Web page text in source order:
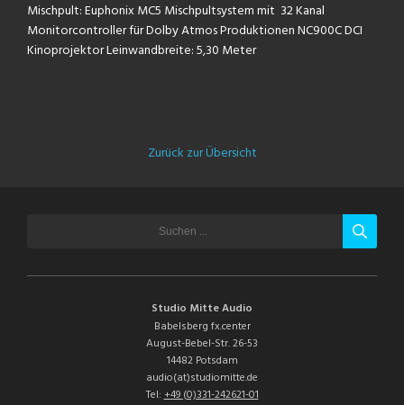
Mischpult: Euphonix MC5 Mischpultsystem mit 32 Kanal
Monitorcontroller für Dolby Atmos ProduktionenNC900C DCI
Kinoprojektor Leinwandbreite: 5,30 Meter
Zurück zur Übersicht
Studio Mitte Audio
Babelsberg fx.center
August-Bebel-Str. 26-53
14482 Potsdam
audio(at)studiomitte.de
Tel:+49 (0)331-242621-01